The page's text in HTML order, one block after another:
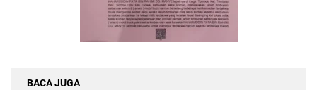
BACA JUGA